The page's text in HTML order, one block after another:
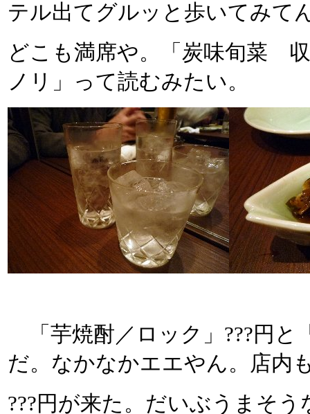
テル出てグルッと歩いてみて
どこも満席や。「炭味旬菜
ノリ」って読むみたい。
「芋焼酎／ロック」???円と
だ。なかなかエエやん。店内
???円が来た。だいぶうまそ